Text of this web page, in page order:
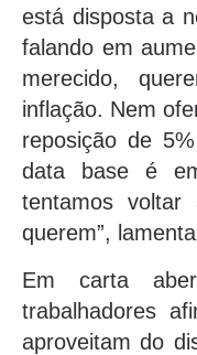
está disposta a
falando em
merecido,
inflação. Nem
reposição de
data base é
tentamos
querem”,
Em carta
trabalhadores
aproveitam do